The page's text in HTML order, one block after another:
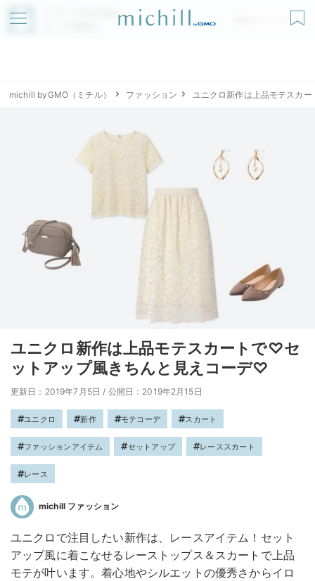
アプリでmichillが
無料ダウンロード
michill byGMO（ミチル） ファッション ユニクロ新作は上品モテスカ
ユニクロ新作は上品モテスカートで♡セ
ットアップ風きちんと見えコーデ♡
更新日：2019年7月5日 / 公開日：2019年2月15日
ユニクロ 新作 モテコーデ スカート
ファッションアイテム セットアップ レーススカート
レース
michill ファッション
ユニクロで注目したい新作は、レースアイテム！セット
アップ風に着こなせるレーストップス＆スカートで上品
モテが叶います。着心地やシルエットの優秀さからイロ